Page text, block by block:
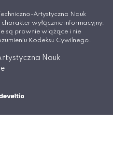
Artystyczna Nauk
wyłącznie informacyjny.
są prawnie wiążące i nie
Kodeksu Cywilnego.
Nauk